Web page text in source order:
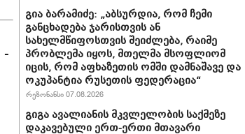
-
გია ბარამიძე: „აბსურდია, რომ ჩემი
განცხადება ჯარისთვის ან
სახელმწიფოსთვის შეიძლება, რაიმე
პრობლემა იყოს, მთელმა მსოფლიომ
იცის, რომ აფხაზეთის ომში დამნაშავე და
ოკუპანტია რუსეთის ფედერაცია“
რეზონანსი 07.08.2026
გიგა ავალიანის მკვლელობის საქმეზე
დაკავებული ერთ-ერთი მთავარი